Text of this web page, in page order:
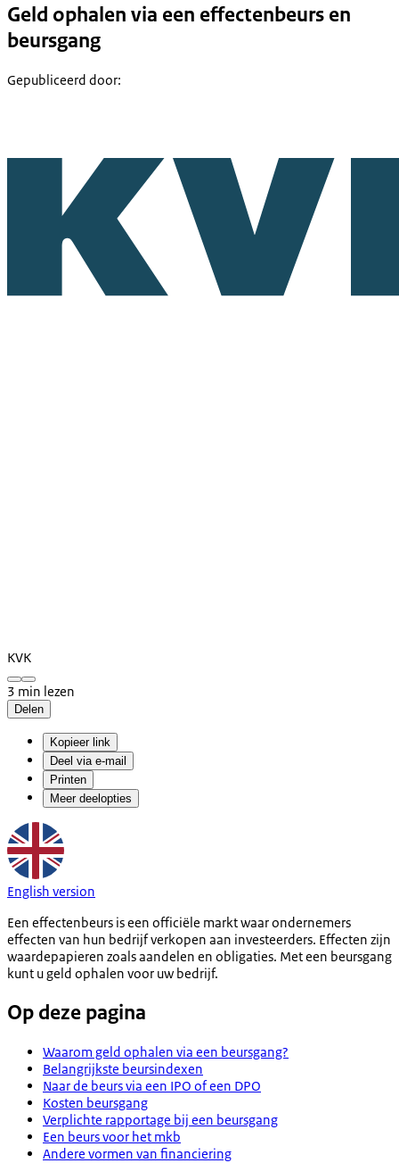
Geld ophalen via een effectenbeurs en
beursgang
Gepubliceerd door:
KVK
3 min lezen
Delen
Kopieer link
Deel via e-mail
Printen
Meer deelopties
English version
Een effectenbeurs is een officiële markt waar ondernemers
effecten van hun bedrijf verkopen aan investeerders. Effecten zijn
waardepapieren zoals aandelen en obligaties. Met een beursgang
kunt u geld ophalen voor uw bedrijf.
Op deze pagina
Waarom geld ophalen via een beursgang?
Belangrijkste beursindexen
Naar de beurs via een IPO of een DPO
Kosten beursgang
Verplichte rapportage bij een beursgang
Een beurs voor het mkb
Andere vormen van financiering